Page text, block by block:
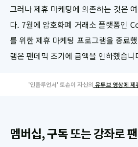
그러나 제휴 마케팅에 의존하는 것은
다. 7월에 암호화폐 거래소 플랫폼인
를 위한 제휴 마케팅 프로그램을 종료
램은 팬데믹 초기에 금액을 인하했습니
'인플루언서' 토손이 자신의 유튜브 영상에 제
멤버십, 구독 또는 강좌로